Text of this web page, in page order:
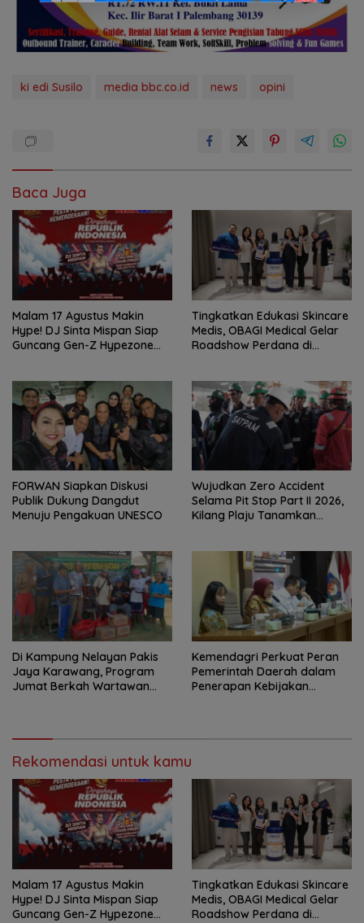
ki edi Susilo media bbc.co.id news opini
Baca Juga
Malam 17 Agustus Makin
Hype! DJ Sinta Mispan Siap
Guncang Gen-Z Hypezone
Tingkatkan Edukasi Skincare
Medis, OBAGI Medical Gelar
Roadshow Perdana di
FORWAN Siapkan Diskusi
Publik Dukung Dangdut
Menuju Pengakuan UNESCO
Wujudkan Zero Accident
Selama Pit Stop Part II 2026,
Kilang Plaju Tanamkan
Di Kampung Nelayan Pakis
Jaya Karawang, Program
Jumat Berkah Wartawan
Kemendagri Perkuat Peran
Pemerintah Daerah dalam
Penerapan Kebijakan
Rekomendasi untuk kamu
Malam 17 Agustus Makin
Hype! DJ Sinta Mispan Siap
Guncang Gen-Z Hypezone
Tingkatkan Edukasi Skincare
Medis, OBAGI Medical Gelar
Roadshow Perdana di